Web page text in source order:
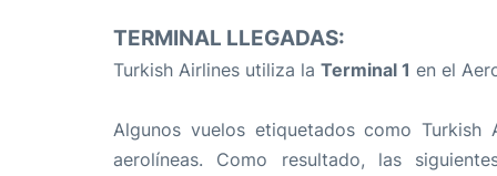
TERMINAL LLEGADAS:
Turkish Airlines utiliza la Terminal 1 en el
Algunos vuelos etiquetados como
aerolíneas. Como resultado, las